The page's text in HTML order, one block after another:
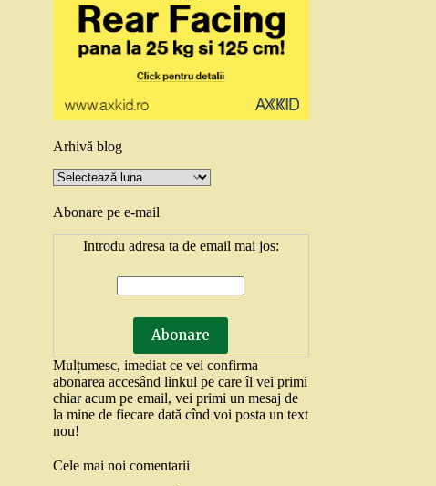
Arhivă blog
Arhivă
blog
Abonare pe e-mail
Introdu adresa ta de email mai jos:
Mulțumesc, imediat ce vei confirma
abonarea accesând linkul pe care îl vei primi
chiar acum pe email, vei primi un mesaj de
la mine de fiecare dată cînd voi posta un text
nou!
Cele mai noi comentarii